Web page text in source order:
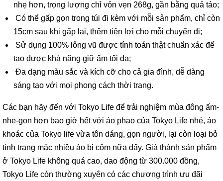
nhẹ hơn, trọng lượng chỉ vỏn vẹn 268g, gần bằng quả táo;
Có thể gấp gọn trong túi đi kèm với mỗi sản phẩm, chỉ còn
15cm sau khi gấp lại, thêm tiện lợi cho mỗi chuyến đi;
Sử dụng 100% lông vũ được tính toán thật chuẩn xác để
tạo được khả năng giữ ấm tối đa;
Đa dạng màu sắc và kích cỡ cho cả gia đình, dễ dàng
sáng tạo với mọi phong cách thời trang.
Các bạn hãy đến với Tokyo Life để trải nghiệm mùa đông ấm-
nhẹ-gọn hơn bao giờ hết với áo phao của Tokyo Life nhé, áo
khoác của Tokyo life vừa tôn dáng, gọn người, lại còn loại bỏ
tình trạng mặc nhiều áo bị cộm nữa đấy. Giá thành sản phẩm
ở Tokyo Life không quá cao, dao động từ 300.000 đồng,
Tokyo Life còn thường xuyên có các chương trình ưu đãi